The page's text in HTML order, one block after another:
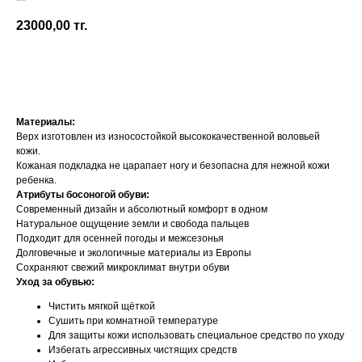
23000,00 тг.
Материалы:
Верх изготовлен из износостойкой высококачественной воловьей
кожи.
Кожаная подкладка не царапает ногу и безопасна для нежной кожи
ребенка.
Атрибуты босоногой обуви:
Современный дизайн и абсолютный комфорт в одном
Натуральное ощущение земли и свобода пальцев
Подходит для осенней погоды и межсезонья
Долговечные и экологичные материалы из Европы
Сохраняют свежий микроклимат внутри обуви
Уход за обувью:
Чистить мягкой щёткой
Сушить при комнатной температуре
Для защиты кожи использовать специальное средство по уходу
Избегать агрессивных чистящих средств